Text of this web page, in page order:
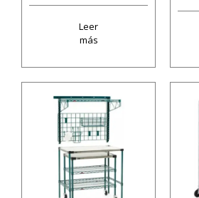
Leer
más